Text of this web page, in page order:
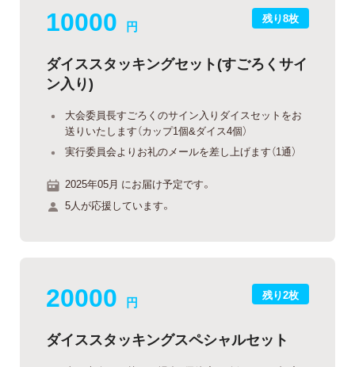
残り8枚
10000 円
ダイススタッキングセット(すごろくサイ
ン入り)
大会委員長すごろくのサイン入りダイスセットをお
送りいたします（カップ1個&ダイス4個）
実行委員会よりお礼のメールを差し上げます（1通）
2025年05月 にお届け予定です。
5人が応援しています。
残り2枚
20000 円
ダイススタッキングスペシャルセット